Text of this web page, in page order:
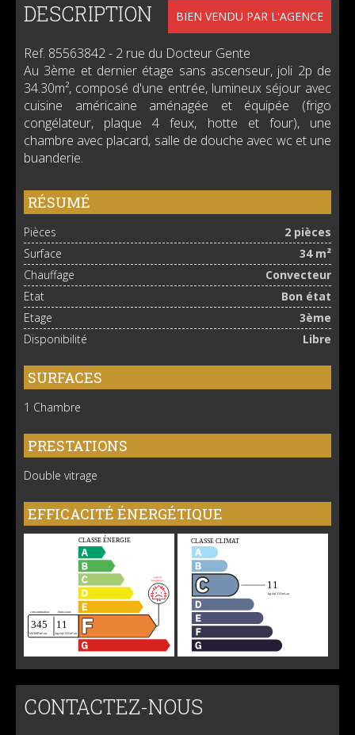
BIEN VENDU PAR L'AGENCE
DESCRIPTION
Ref. 85563842- 2 rue du Docteur Gente
Au 3ème et dernier étage sans ascenseur, joli 2p de
34.30m², composé d'une entrée, lumineux séjour avec
cuisine américaine aménagée et équipée (frigo
congélateur, plaque 4 feux, hotte et four), une
chambre avec placard, salle de douche avec wc et une
buanderie.
RÉSUMÉ
Pièces
2 pièces
Surface
34 m²
Chauffage
Convecteur
Etat
Bon état
Etage
3ème
Disponibilité
Libre
SURFACES
1 Chambre
PRESTATIONS
Double vitrage
EFFICACITÉ ÉNERGÉTIQUE
CONTACTEZ-NOUS